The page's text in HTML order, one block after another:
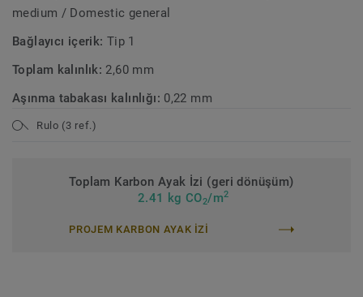
medium / Domestic general
Bağlayıcı içerik: Tip 1
Toplam kalınlık: 2,60 mm
Aşınma tabakası kalınlığı: 0,22 mm
Rulo (3 ref.)
Toplam Karbon Ayak İzi (geri dönüşüm)
2.41 kg CO2/m2
PROJEM KARBON AYAK IZI